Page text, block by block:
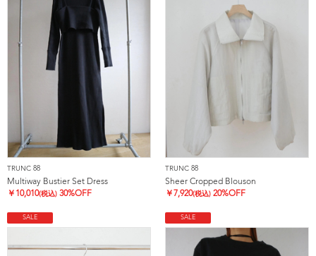
TRUNC 88
Multiway Bustier Set Dress
￥ 10,010(税込) 30%OFF
TRUNC 88
Sheer Cropped Blouson
￥ 7,920(税込) 20%OFF
SALE SALE